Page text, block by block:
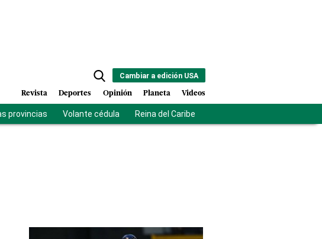
Cambiar a edición USA
Revista Deportes Opinión Planeta Videos
provincias Volante cédula Reina del Caribe